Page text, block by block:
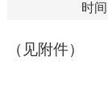
时
（见附件）